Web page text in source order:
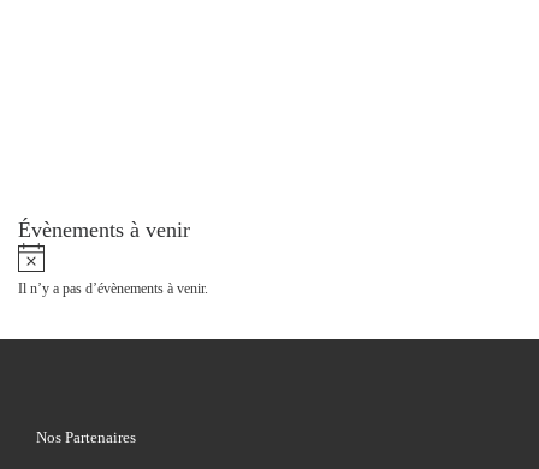
Évènements à venir
o
t
c
Il n’y a pas d’évènements à venir.
Nos Partenaires